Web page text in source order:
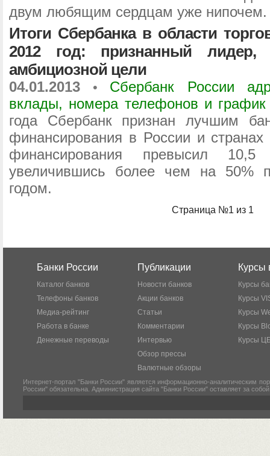
двум любящим сердцам уже нипочем.
Итоги Сбербанка в области
2012 год: признанный лидер,
амбициозной цели
04.01.2013 • Сбербанк России
вклады, номера телефонов и график
года Сбербанк признан лучшим
финансирования в России и
финансирования превысил
увеличившись более чем на 50%
годом.
Страница №1 из 1
Банки России
Каталог банков
Телефоны банков
Медиа-рейтинг
Работа в банке
Денежные переводы
Публикации
Новости банков
Акции банков
Статьи
Комментарии
Интервью
Обзор прессы
Валютные обзоры
Курсы
Курсы
Курсы
Курсы
Курсы
Курсы
Интернет-портал "Банки России" является информационно-аналитическим
России" обязательна. Администрация сайта "Банки России" оставляет за